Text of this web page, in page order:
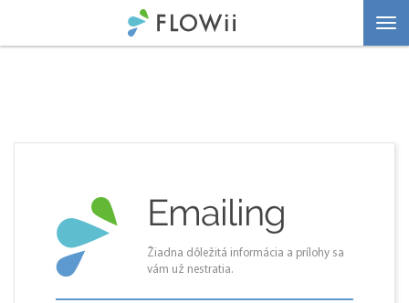
Emailing
Žiadna dôležitá informácia a prílohy sa
vám už nestratia.